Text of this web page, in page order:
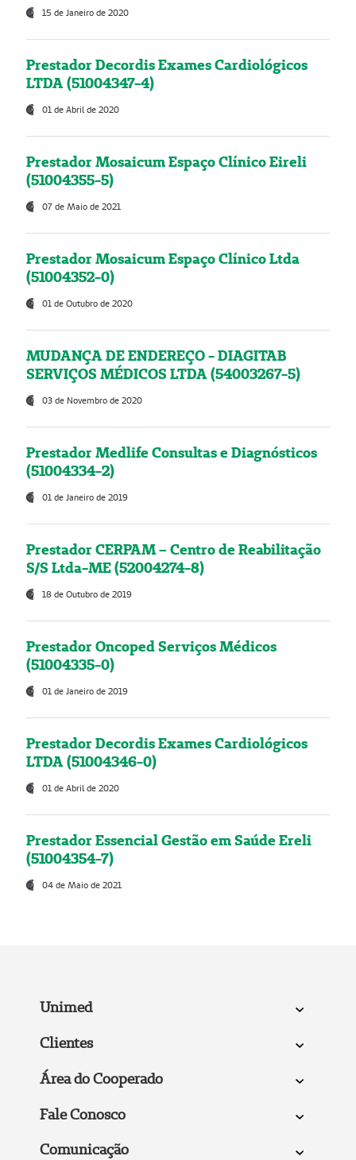
15 de Janeiro de 2020
Prestador Decordis Exames Cardiológicos
LTDA (51004347-4)
01 de Abril de 2020
Prestador Mosaicum Espaço Clínico Eireli
(51004355-5)
07 de Maio de 2021
Prestador Mosaicum Espaço Clínico Ltda
(51004352-0)
01 de Outubro de 2020
MUDANÇA DE ENDEREÇO - DIAGITAB
SERVIÇOS MÉDICOS LTDA (54003267-5)
03 de Novembro de 2020
Prestador Medlife Consultas e Diagnósticos
(51004334-2)
01 de Janeiro de 2019
Prestador CERPAM – Centro de Reabilitação
S/S Ltda-ME (52004274-8)
18 de Outubro de 2019
Prestador Oncoped Serviços Médicos
(51004335-0)
01 de Janeiro de 2019
Prestador Decordis Exames Cardiológicos
LTDA (51004346-0)
01 de Abril de 2020
Prestador Essencial Gestão em Saúde Ereli
(51004354-7)
04 de Maio de 2021
Unimed
Clientes
Área do Cooperado
Fale Conosco
Comunicação